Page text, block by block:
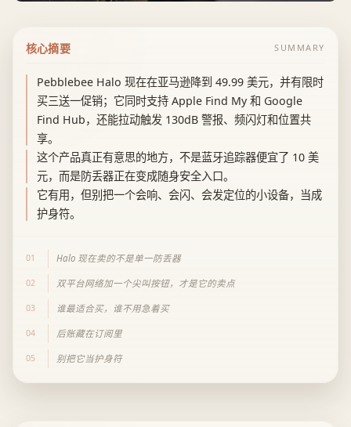
核心摘要 SUMMARY
Pebblebee Halo 现在在亚马逊降到 49.99 美元，并有限时
买三送一促销；它同时支持 Apple Find My 和 Google
Find Hub，还能拉动触发 130dB 警报、频闪灯和位置共
享。
这个产品真正有意思的地方，不是蓝牙追踪器便宜了 10 美
元，而是防丢器正在变成随身安全入口。
它有用，但别把一个会响、会闪、会发定位的小设备，当成
护身符。
01 Halo 现在卖的不是单一防丢器
02 双平台网络加一个尖叫按钮，才是它的卖点
03 谁最适合买，谁不用急着买
04 后账藏在订阅里
05 别把它当护身符